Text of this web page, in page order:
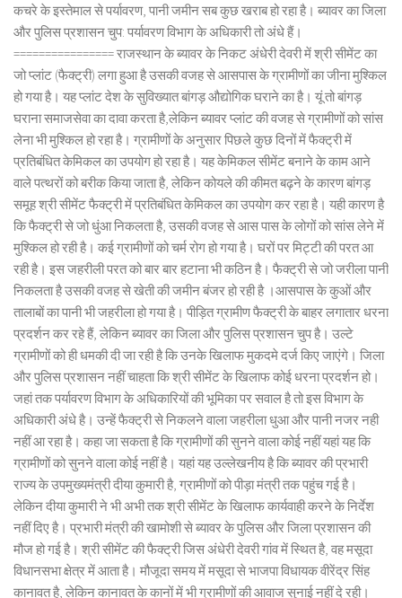
कचरे के इस्तेमाल से पर्यावरण, पानी जमीन सब कुछ खराब हो रहा है। ब्यावर का जिला
और पुलिस प्रशासन चुप: पर्यावरण विभाग के अधिकारी तो अंधे हैं।
================ राजस्थान के ब्यावर के निकट अंधेरी देवरी में श्री सीमेंट का
जो प्लांट (फैक्ट्री) लगा हुआ है उसकी वजह से आसपास के ग्रामीणों का जीना मुश्किल
हो गया है। यह प्लांट देश के सुविख्यात बांगड़ औद्योगिक घराने का है। यूं तो बांगड़
घराना समाजसेवा का दावा करता है,लेकिन ब्यावर प्लांट की वजह से ग्रामीणों को सांस
लेना भी मुश्किल हो रहा है। ग्रामीणों के अनुसार पिछले कुछ दिनों में फैक्ट्री में
प्रतिबंधित केमिकल का उपयोग हो रहा है। यह केमिकल सीमेंट बनाने के काम आने
वाले पत्थरों को बरीक किया जाता है, लेकिन कोयले की कीमत बढ़ने के कारण बांगड़
समूह श्री सीमेंट फैक्ट्री में प्रतिबंधित केमिकल का उपयोग कर रहा है। यही कारण है
कि फैक्ट्री से जो धुंआ निकलता है, उसकी वजह से आस पास के लोगों को सांस लेने में
मुश्किल हो रही है। कई ग्रामीणों को चर्म रोग हो गया है। घरों पर मिट्टी की परत आ
रही है। इस जहरीली परत को बार बार हटाना भी कठिन है। फैक्ट्री से जो जरीला पानी
निकलता है उसकी वजह से खेती की जमीन बंजर हो रही है ।आसपास के कुओं और
तालाबों का पानी भी जहरीला हो गया है। पीड़ित ग्रामीण फैक्ट्री के बाहर लगातार धरना
प्रदर्शन कर रहे हैं, लेकिन ब्यावर का जिला और पुलिस प्रशासन चुप है। उल्टे
ग्रामीणों को ही धमकी दी जा रही है कि उनके खिलाफ मुकदमे दर्ज किए जाएंगे। जिला
और पुलिस प्रशासन नहीं चाहता कि श्री सीमेंट के खिलाफ कोई धरना प्रदर्शन हो।
जहां तक पर्यावरण विभाग के अधिकारियों की भूमिका पर सवाल है तो इस विभाग के
अधिकारी अंधे है। उन्हें फैक्ट्री से निकलने वाला जहरीला धुआ और पानी नजर नही
नहीं आ रहा है। कहा जा सकता है कि ग्रामीणों की सुनने वाला कोई नहीं यहां यह कि
ग्रामीणों को सुनने वाला कोई नहीं है। यहां यह उल्लेखनीय है कि ब्यावर की प्रभारी
राज्य के उपमुख्यमंत्री दीया कुमारी है, ग्रामीणों को पीड़ा मंत्री तक पहुंच गई है।
लेकिन दीया कुमारी ने भी अभी तक श्री सीमेंट के खिलाफ कार्यवाही करने के निर्देश
नहीं दिए है। प्रभारी मंत्री की खामोशी से ब्यावर के पुलिस और जिला प्रशासन की
मौज हो गई है। श्री सीमेंट की फैक्ट्री जिस अंधेरी देवरी गांव में स्थित है, वह मसूदा
विधानसभा क्षेत्र में आता है। मौजूदा समय में मसूदा से भाजपा विधायक वीरेंद्र सिंह
कानावत है, लेकिन कानावत के कानों में भी ग्रामीणों की आवाज सुनाई नहीं दे रही।